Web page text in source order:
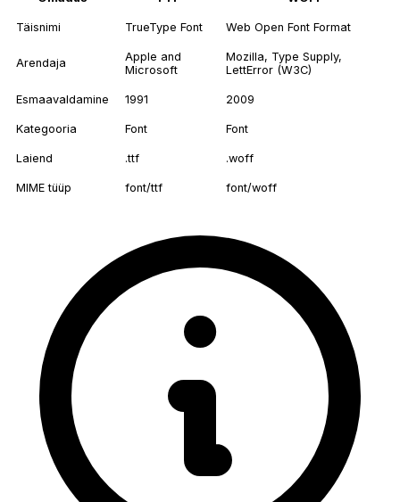
Täisnimi TrueType Font Web Open Font Format
Arendaja
Apple and
Microsoft
Mozilla, Type Supply,
LettError (W3C)
Esmaavaldamine 1991 2009
Kategooria Font Font
Laiend .ttf .woff
MIME tüüp font/ttf font/woff